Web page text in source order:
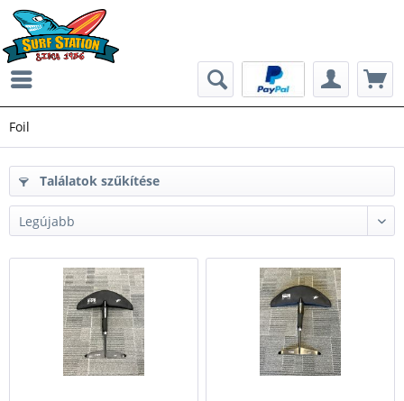
Foil
Találatok szűkítése